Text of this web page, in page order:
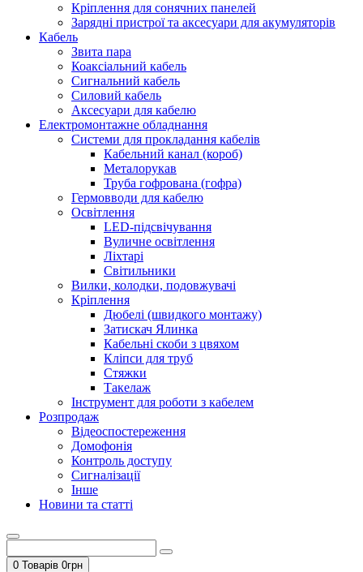
Кріплення для сонячних панелей
Зарядні пристрої та аксесуари для акумуляторів
Кабель
Звита пара
Коаксіальний кабель
Сигнальний кабель
Силовий кабель
Аксесуари для кабелю
Електромонтажне обладнання
Системи для прокладання кабелів
Кабельний канал (короб)
Металорукав
Труба гофрована (гофра)
Гермовводи для кабелю
Освітлення
LED-підсвічування
Вуличне освітлення
Ліхтарі
Світильники
Вилки, колодки, подовжувачі
Кріплення
Дюбелі (швидкого монтажу)
Затискач Ялинка
Кабельні скоби з цвяхом
Кліпси для труб
Стяжки
Такелаж
Інструмент для роботи з кабелем
Розпродаж
Відеоспостереження
Домофонія
Контроль доступу
Сигналізації
Інше
Новини та статті
0 Товарів 0грн